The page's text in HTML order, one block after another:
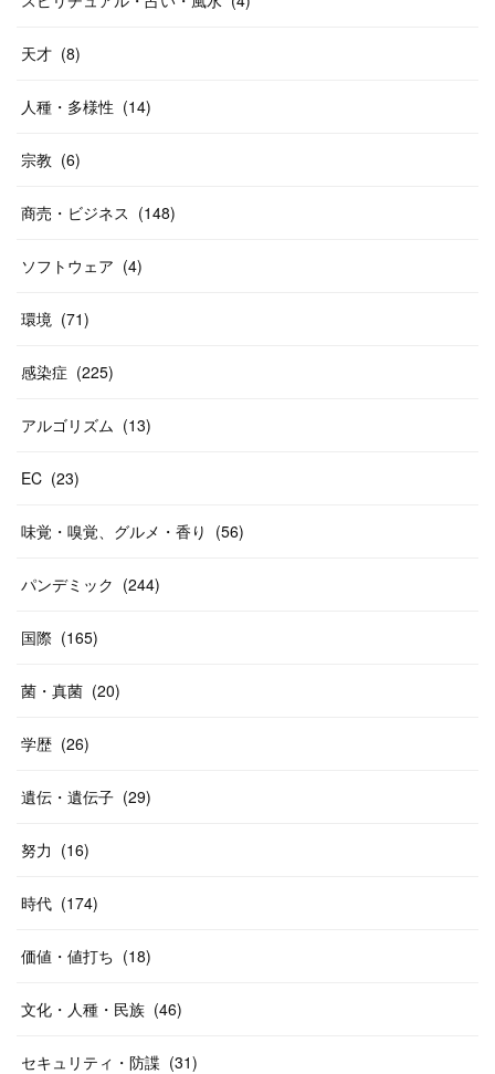
天才 (8)
人種・多様性 (14)
宗教 (6)
商売・ビジネス (148)
ソフトウェア (4)
環境 (71)
感染症 (225)
アルゴリズム (13)
EC (23)
味覚・嗅覚、グルメ・香り (56)
パンデミック (244)
国際 (165)
菌・真菌 (20)
学歴 (26)
遺伝・遺伝子 (29)
努力 (16)
時代 (174)
価値・値打ち (18)
文化・人種・民族 (46)
セキュリティ・防諜 (31)